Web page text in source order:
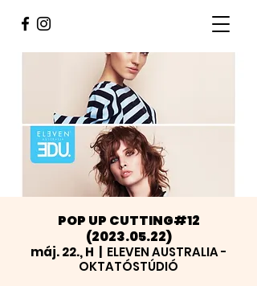
POP UP CUTTING#12
(2023.05.22)
máj. 22., H
ELEVEN AUSTRALIA -
OKTATÓSTÚDIÓ